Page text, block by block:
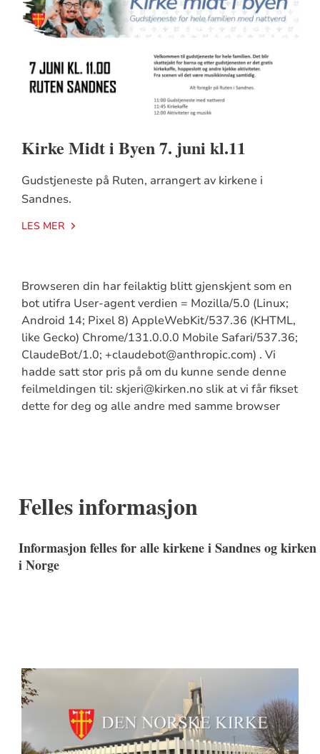
Kirke Midt i Byen 7. juni kl.11
Gudstjeneste på Ruten, arrangert av kirkene i
Sandnes.
LES MER
Browseren din har feilaktig blitt gjenskjent som en
bot utifra User-agent verdien = Mozilla/5.0 (Linux;
Android 14; Pixel 8) AppleWebKit/537.36 (KHTML,
like Gecko) Chrome/131.0.0.0 Mobile Safari/537.36;
ClaudeBot/1.0; +claudebot@anthropic.com) . Vi
hadde satt stor pris på om du kunne sende denne
feilmeldingen til: skjeri@kirken.no slik at vi får fikset
dette for deg og alle andre med samme browser
Felles informasjon
Informasjon felles for alle kirkene i Sandnes og kirken
i Norge